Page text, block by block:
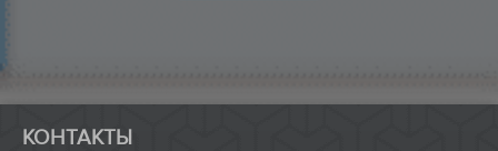
КОНТАКТЫ